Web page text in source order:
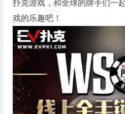
扑克游戏，和全球的牌手们一
戏的乐趣吧！